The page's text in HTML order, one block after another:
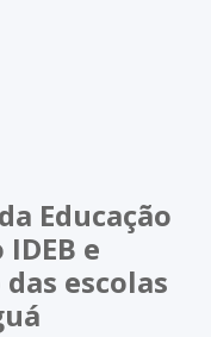
Educação
e
escolas